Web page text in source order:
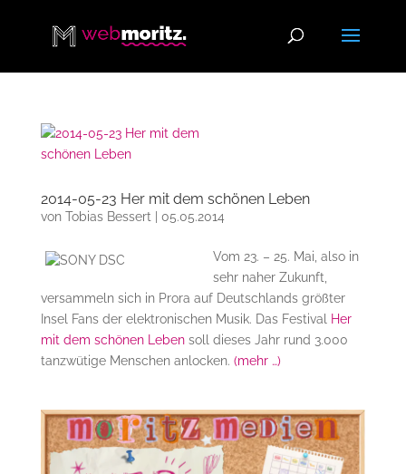
2014-05-23 Her mit dem schönen Leben
von Tobias Bessert 05.05.2014
Vom 23. – 25. Mai, also in
sehr naher Zukunft,
versammeln sich in Prora auf Deutschlands größter
Insel Fans der elektronischen Musik. Das Festival
Her
mit dem schönen Lebensoll dieses Jahr rund 3.000
tanzwütige Menschen anlocken. (mehr …)